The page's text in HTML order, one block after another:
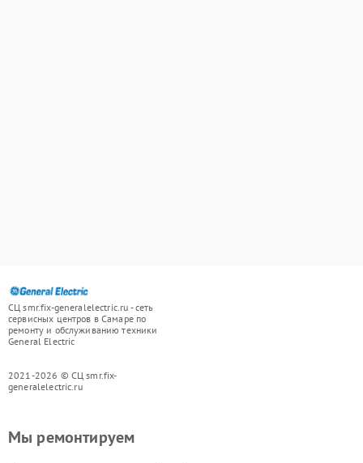
СЦ smr.fix-generalelectric.ru - сеть
сервисных центров в Самаре по
ремонту и обслуживанию техники
General Electric
2021-2026 © СЦ smr.fix-
generalelectric.ru
Мы ремонтируем